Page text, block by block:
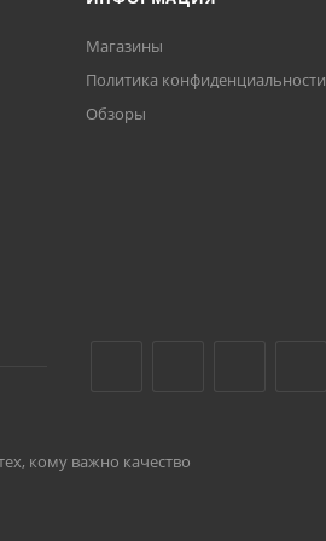
Магазины
Политика конфиденциальности
Обзоры
кому важно качество